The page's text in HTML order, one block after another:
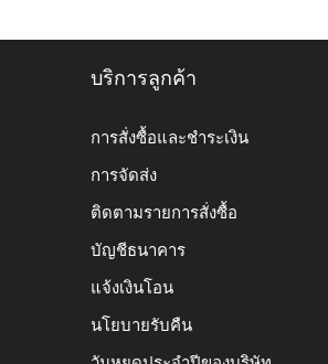
บริการลูกค้า
การสั่งซื้อและชำระเงิน
การจัดส่ง
ติดตามรายการสั่งซื้อ
บัญชีธนาคาร
แจ้งเงินโอน
นโยบายรับคืน